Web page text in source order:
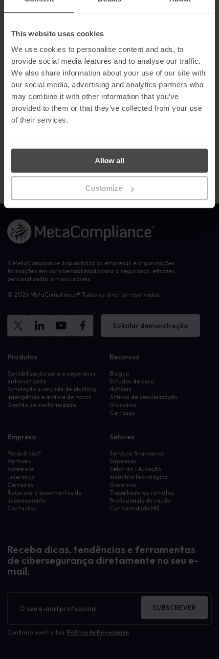
This website uses cookies
We use cookies to personalise content and ads, to
provide social media features and to analyse our traffic.
We also share information about your use of our site with
our social media, advertising and analytics partners who
may combine it with other information that you’ve
provided to them or that they’ve collected from your use
of their services.
Allow all
Customize
O G2 Grid Report, que classifica as principais empresas de
autênticas e actualizadas, reforça a reputação da
indústria. Este reconhecimento reflecte o nosso compromisso
com a excelência e a inovação, bem como a nossa dedicação em
capacitar as organizações com as ferramentas necessárias para
gerir eficazmente os riscos cibernéticos.
Para saber o que os utilizadores do G2 estão a dizer sobre o
MetaCompliance ou para publicar um comentário, clicaaqui.
Contacta-noshoje mesmo para saberes como a nossa
pode conduzir a mudanças comportamentais significativas e
fazer da cibersegurança uma prioridade para os teus
Ligação à página inicial
A MetaCompliance disponibiliza às empresas e organizações
formações em consciencialização para a segurança, eficazes,
personalizadas e mensuráveis.
© 2026 MetaCompliance® Todos os direitos reservados.
Solicitar demonstração
Produtos
Sensibilização para a segurança
automatizada
Simulação avançada de phishing
Inteligência e análise de riscos
Gestão da conformidade
Recursos
Blogue
Estudos de caso
Notícias
Activos de sensibilização
Glossário
Cartazes
Empresa
Porquê nós?
Partners
Sobre nós
Liderança
Carreiras
Recursos e documentos de
licenciamento
Contactos
Setores
Serviços financeiros
Empresas
Setor da Educação
Indústria tecnológica
Governos
Trabalhadores remotos
Profissionais de saúde
Conformidade NIS
Receba dicas, tendências e ferramentas
de cibersegurança diretamente no seu e-
mail.
informativo
Confirmo que li a tua Política de Privacidade
SUBSCREVER